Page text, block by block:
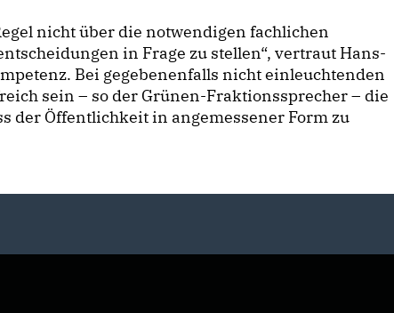
nicht über die notwendigen fachlichen
in Frage zu stellen“, vertraut Hans-
Bei gegebenenfalls nicht einleuchtenden
sein – so der Grünen-Fraktionssprecher – die
der Öffentlichkeit in angemessener Form zu